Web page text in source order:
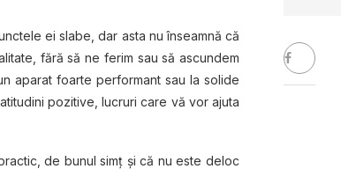
ei slabe, dar asta nu înseamnă că
fără să ne ferim sau să ascundem
aparat foarte performant sau la solide
pozitive, lucruri care vă vor ajuta
de bunul simţ şi că nu este deloc